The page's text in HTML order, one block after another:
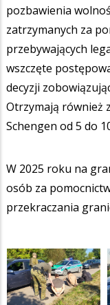
pozbawienia
zatrzymanych za
przebywających
wszczęte
decyzji
Otrzymają również
Schengen od 5 do
W 2025 roku na
osób za
przekraczania